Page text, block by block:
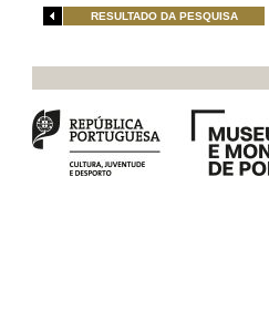
RESULTADO DA PESQUISA